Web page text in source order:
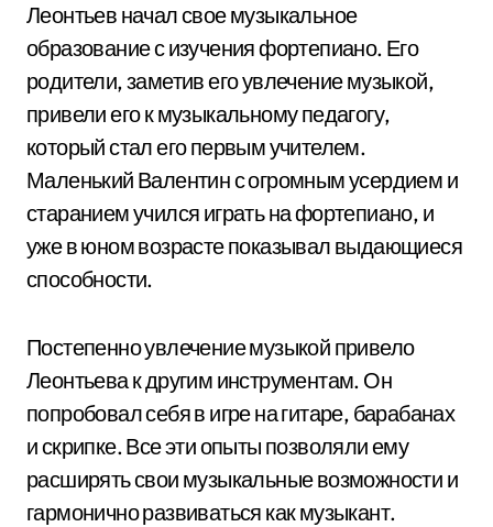
Леонтьев начал свое музыкальное
образование с изучения фортепиано. Его
родители, заметив его увлечение музыкой,
привели его к музыкальному педагогу,
который стал его первым учителем.
Маленький Валентин с огромным усердием и
старанием учился играть на фортепиано, и
уже в юном возрасте показывал выдающиеся
способности.
Постепенно увлечение музыкой привело
Леонтьева к другим инструментам. Он
попробовал себя в игре на гитаре, барабанах
и скрипке. Все эти опыты позволяли ему
расширять свои музыкальные возможности и
гармонично развиваться как музыкант.